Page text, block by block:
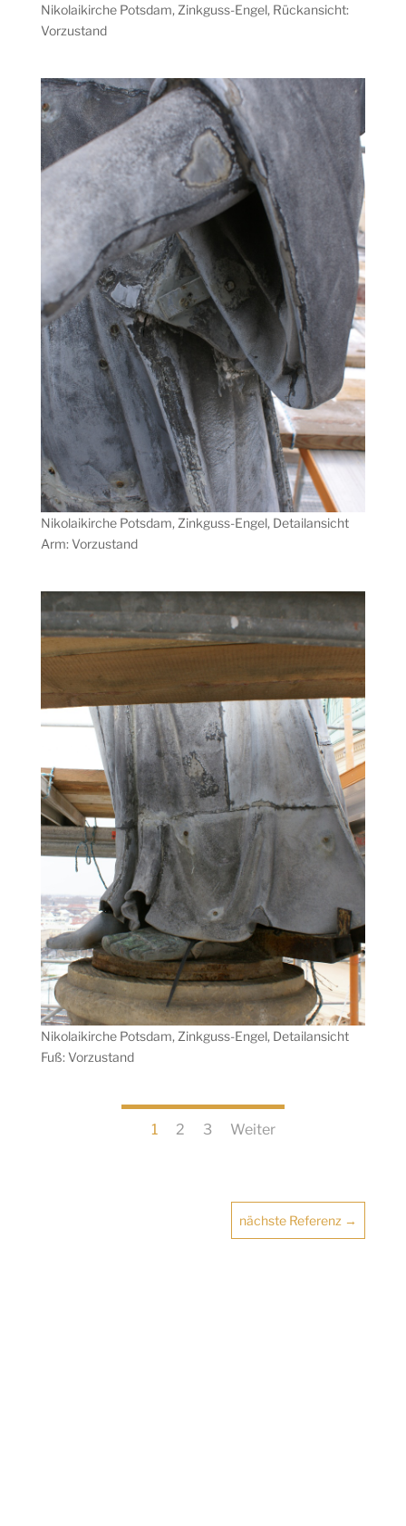
Nikolaikirche Potsdam, Zinkguss-Engel, Rückansicht:
Vorzustand
Nikolaikirche Potsdam, Zinkguss-Engel, Detailansicht
Arm: Vorzustand
Nikolaikirche Potsdam, Zinkguss-Engel, Detailansicht
Fuß: Vorzustand
1 2 3 Weiter
nächste Referenz →